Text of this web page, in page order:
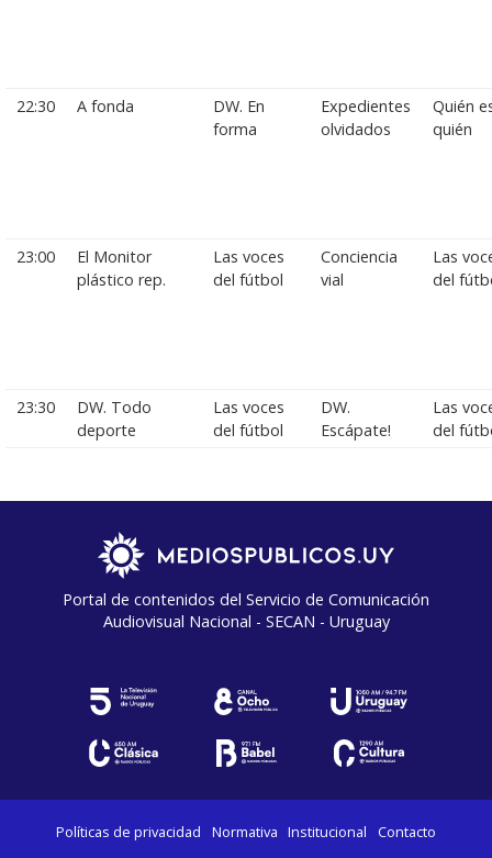
22:30 A fonda
DW. En
forma
Expedientes
olvidados
Quién
quién
23:00
El Monitor
plástico rep.
Las voces
del fútbol
Conciencia
vial
Las
del
23:30
DW. Todo
deporte
Las voces
del fútbol
DW.
Escápate!
Las
del
Portal de contenidos del Servicio de Comunicación
Audiovisual Nacional - SECAN - Uruguay
Políticas de privacidad Normativa Institucional Contacto